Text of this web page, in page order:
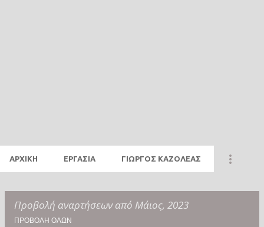
ΑΡΧΙΚΗ ΕΡΓΑΣΙΑ ΓΙΩΡΓΟΣ ΚΑΖΟΛΕΑΣ
Προβολή αναρτήσεων από Μάιος, 2023
ΠΡΟΒΟΛΉ ΌΛΩΝ